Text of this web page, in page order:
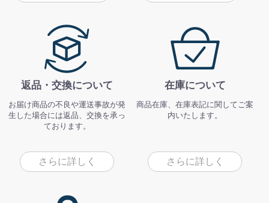
返品・交換について
お届け商品の不良や運送事故が発
生した場合には返品、交換を承っ
ております。
さらに詳しく
在庫について
商品在庫、在庫表記に関してご案
内いたします。
さらに詳しく